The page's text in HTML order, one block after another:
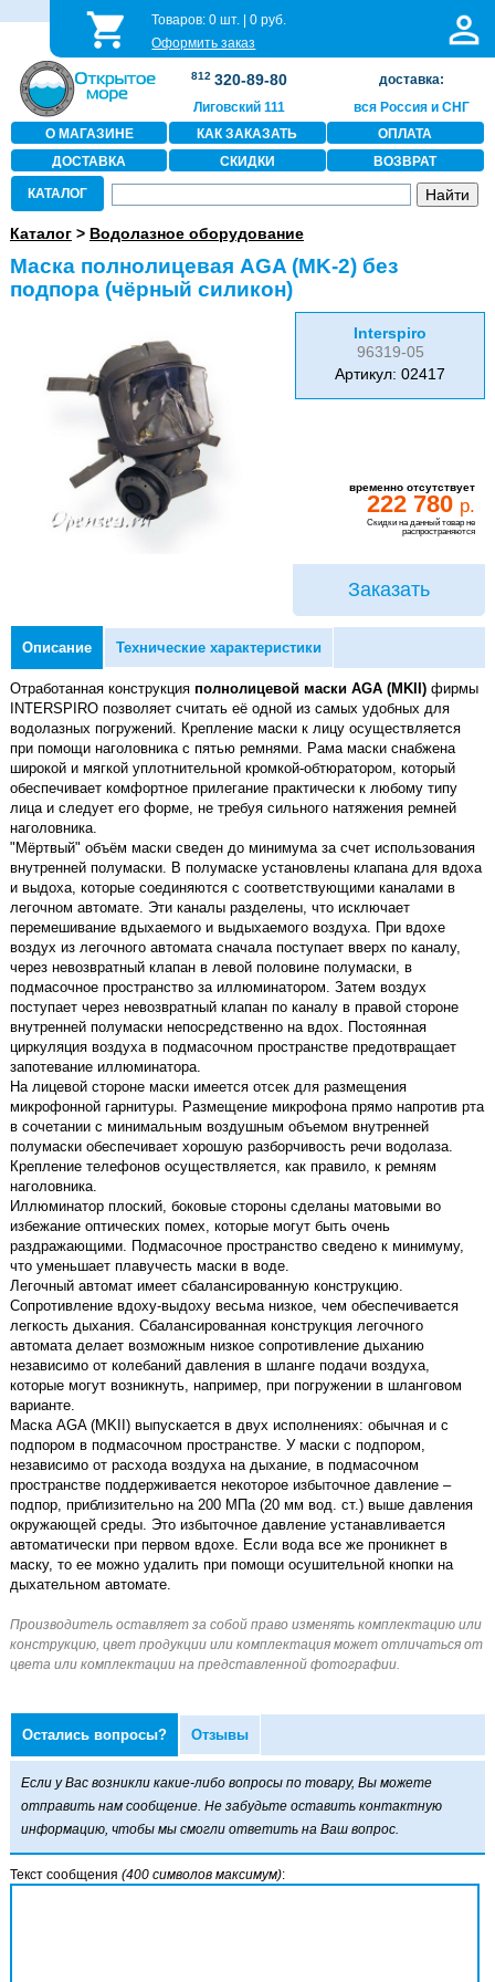
Товаров:0 шт. |0 руб.
Оформить заказ
812 320-89-80
Лиговский 111
доставка:
вся Россия и СНГ
О МАГАЗИНЕ
КАК ЗАКАЗАТЬ
ОПЛАТА
ДОСТАВКА
СКИДКИ ВОЗВРАТ
КАТАЛОГ
Каталог> Водолазное оборудование
Маска полнолицевая AGA (MK-2) без
подпора (чёрный силикон)
Interspiro
96319-05
Артикул: 02417
временно отсутствует
222 780 р.
Скидки на данный товар не
распространяются
Заказать
Описание Технические характеристики
Отработанная конструкция полнолицевой маски AGA (MKII)фирмы
INTERSPIRO позволяет считать её одной из самых удобных для
водолазных погружений. Крепление маски к лицу осуществляется
при помощи наголовника с пятью ремнями. Рама маски снабжена
широкой и мягкой уплотнительной кромкой-обтюратором, который
обеспечивает комфортное прилегание практически к любому типу
лица и следует его форме, не требуя сильного натяжения ремней
наголовника.
"Мёртвый" объём маски сведен до минимума за счет использования
внутренней полумаски. В полумаске установлены клапана для вдоха
и выдоха, которые соединяются с соответствующими каналами в
легочном автомате. Эти каналы разделены, что исключает
перемешивание вдыхаемого и выдыхаемого воздуха. При вдохе
воздух из легочного автомата сначала поступает вверх по каналу,
через невозвратный клапан в левой половине полумаски, в
подмасочное пространство за иллюминатором. Затем воздух
поступает через невозвратный клапан по каналу в правой стороне
внутренней полумаски непосредственно на вдох. Постоянная
циркуляция воздуха в подмасочном пространстве предотвращает
запотевание иллюминатора.
На лицевой стороне маски имеется отсек для размещения
микрофонной гарнитуры. Размещение микрофона прямо напротив рта
в сочетании с минимальным воздушным объемом внутренней
полумаски обеспечивает хорошую разборчивость речи водолаза.
Крепление телефонов осуществляется, как правило, к ремням
наголовника.
Иллюминатор плоский, боковые стороны сделаны матовыми во
избежание оптических помех, которые могут быть очень
раздражающими. Подмасочное пространство сведено к минимуму,
что уменьшает плавучесть маски в воде.
Легочный автомат имеет сбалансированную конструкцию.
Сопротивление вдоху-выдоху весьма низкое, чем обеспечивается
легкость дыхания. Сбалансированная конструкция легочного
автомата делает возможным низкое сопротивление дыханию
независимо от колебаний давления в шланге подачи воздуха,
которые могут возникнуть, например, при погружении в шланговом
варианте.
Маска AGA (MKII) выпускается в двух исполнениях: обычная и с
подпором в подмасочном пространстве. У маски с подпором,
независимо от расхода воздуха на дыхание, в подмасочном
пространстве поддерживается некоторое избыточное давление –
подпор, приблизительно на 200 МПа (20 мм вод. ст.) выше давления
окружающей среды. Это избыточное давление устанавливается
автоматически при первом вдохе. Если вода все же проникнет в
маску, то ее можно удалить при помощи осушительной кнопки на
дыхательном автомате.
Остались вопросы? Отзывы
Если у Вас возникли какие-либо вопросы по товару, Вы можете
отправить нам сообщение. Не забудьте оставить контактную
информацию, чтобы мы смогли ответить на Ваш вопрос.
Текст сообщения (400 символов максимум):